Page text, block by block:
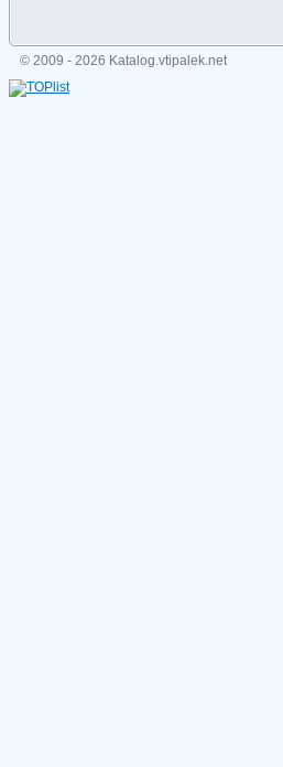
© 2009 - 2026 Katalog.vtipalek.net